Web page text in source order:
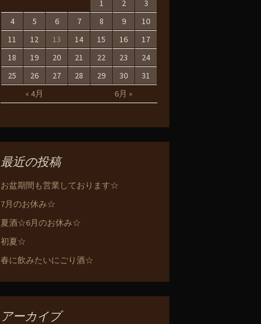
« 4月 6月 »
1 2
3
4
5 6 7 8 9
10
11
12 13 14 15 16
17
18
19 20 21 22 23
24
25
26 27 28 29 30 31
最近の投稿
お盆期間も営業しております☆
7月のお休み☆
夏酒☆6月のお休み☆
初夏☆
春に飲みたいにごり酒☆
アーカイブ